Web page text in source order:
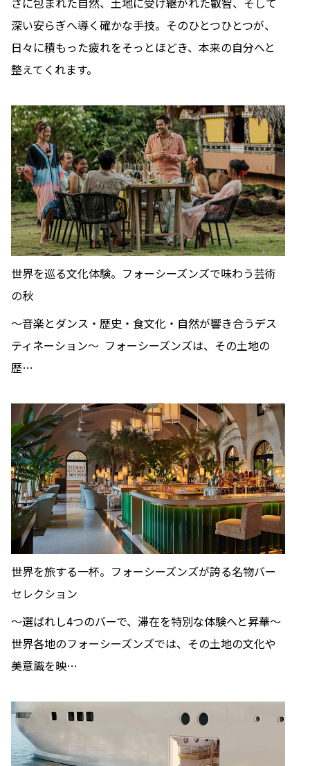
深い安らぎへ導く確かな手技。そのひとつひとつが、
日々に積もった疲れをそっとほどき、本来の自分へと
整えてくれます。
世界を巡る文化体験。フォーシーズンズで味わう芸術
の秋
〜音楽とダンス・歴史・食文化・自然が響き合うデス
ティネーション〜 フォーシーズンズは、その土地の
歴…
世界を旅する一杯。フォーシーズンズが誇る名物バー
セレクション
〜選ばれし4つのバーで、滞在を特別な体験へと昇華〜
世界各地のフォーシーズンズでは、その土地の文化や
美意識を映…